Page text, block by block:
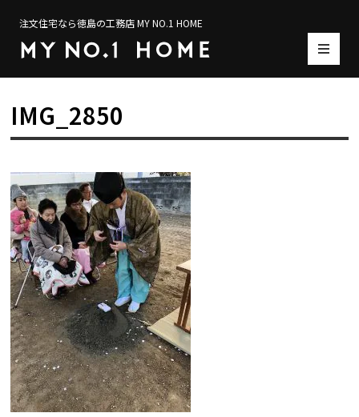
注文住宅なら徳島の工務店 MY NO.1 HOME
IMG_2850